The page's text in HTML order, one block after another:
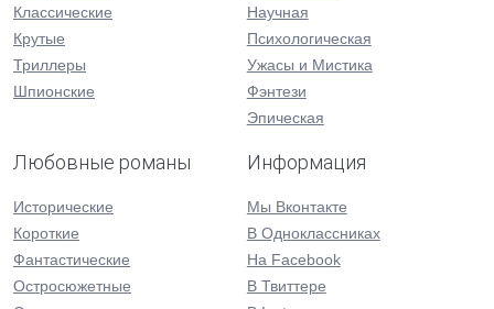
Классические
Крутые
Триллеры
Шпионские
Научная
Психологическая
Ужасы и Мистика
Фэнтези
Эпическая
Любовные романы
Исторические
Короткие
Фантастические
Остросюжетные
Информация
Мы Вконтакте
В Одноклассниках
На Facebook
В Твиттере